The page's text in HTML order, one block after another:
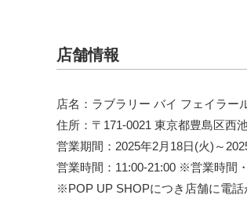
店舗情報
店名：ラブラリー バイ フェイラー
住所：〒171-0021 東京都豊島区西
営業期間：2025年2月18日(火)～
営業時間：11:00-21:00 ※営業時間
※POP UP SHOPにつき店舗に電